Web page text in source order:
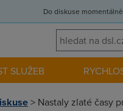
Do diskuse
SLUŽEB
> Nastaly zlaté časy